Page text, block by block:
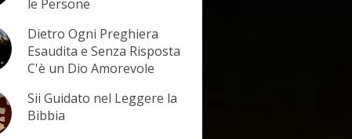
le Persone
Dietro Ogni Preghiera
Esaudita e Senza Risposta
C'è un Dio Amorevole
Sii Guidato nel Leggere la
Bibbia